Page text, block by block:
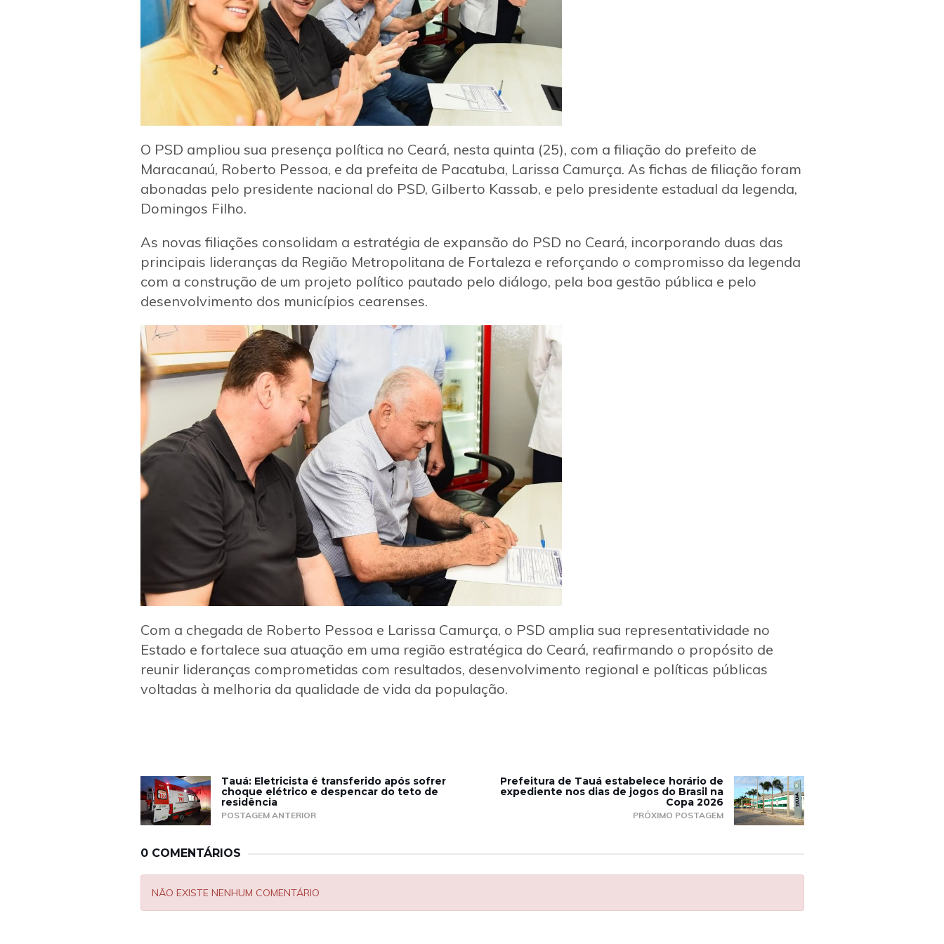
O PSD ampliou sua presença política no Ceará, nesta quinta (25), com a filiação do prefeito de
Maracanaú, Roberto Pessoa, e da prefeita de Pacatuba, Larissa Camurça. As fichas de filiação foram
abonadas pelo presidente nacional do PSD, Gilberto Kassab, e pelo presidente estadual da legenda,
Domingos Filho.
As novas filiações consolidam a estratégia de expansão do PSD no Ceará, incorporando duas das
principais lideranças da Região Metropolitana de Fortaleza e reforçando o compromisso da legenda
com a construção de um projeto político pautado pelo diálogo, pela boa gestão pública e pelo
desenvolvimento dos municípios cearenses.
Com a chegada de Roberto Pessoa e Larissa Camurça, o PSD amplia sua representatividade no
Estado e fortalece sua atuação em uma região estratégica do Ceará, reafirmando o propósito de
reunir lideranças comprometidas com resultados, desenvolvimento regional e políticas públicas
voltadas à melhoria da qualidade de vida da população.
Tauá: Eletricista é transferido após sofrer
choque elétrico e despencar do teto de
residência
POSTAGEM ANTERIOR
Prefeitura de Tauá estabelece horário de
expediente nos dias de jogos do Brasil na
Copa 2026
PRÓXIMO POSTAGEM
0 COMENTÁRIOS
NÃO EXISTE NENHUM COMENTÁRIO